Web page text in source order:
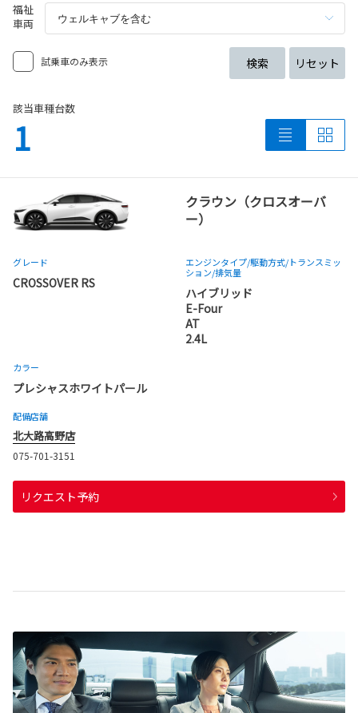
福祉
車両
試乗車のみ表示 検索 リセット
該当車種台数
1
クラウン（クロスオーバ
ー）
グレード
CROSSOVER RS
エンジンタイプ/駆動方式/トランスミッ
ション/排気量
ハイブリッド
E-Four
AT
2.4L
カラー
プレシャスホワイトパール
配備店舗
北大路高野店
075-701-3151
リクエスト予約